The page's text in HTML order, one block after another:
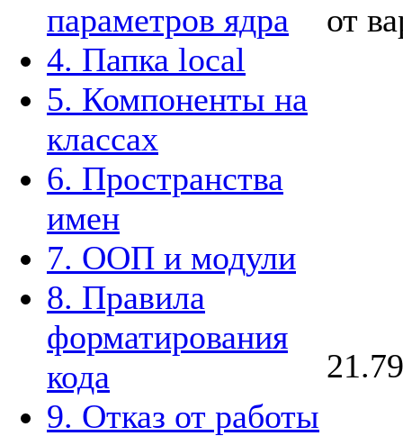
параметров ядра
4. Папка local
5. Компоненты на
классах
6. Пространства
имен
7. ООП и модули
8. Правила
форматирования
кода
9. Отказ от работы
от